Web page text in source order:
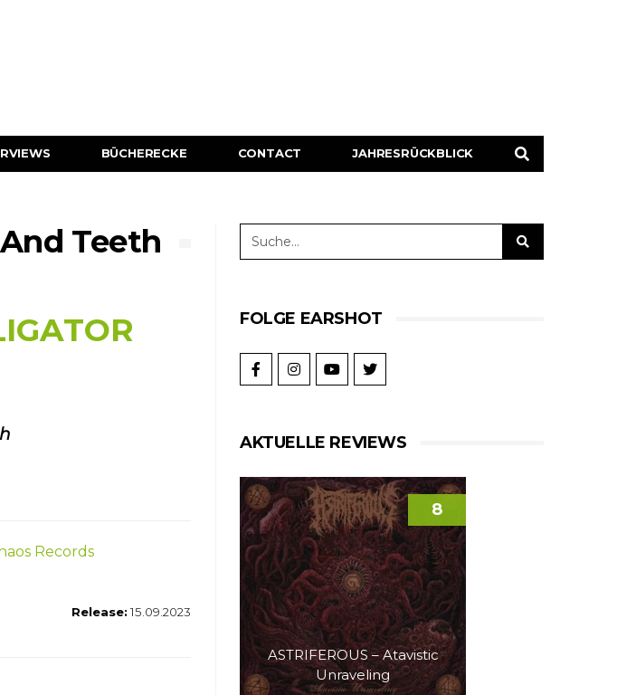
BÜCHERECKE CONTACT JAHRESRÜCKBLICK
Teeth
Records
Release:15.09.2023
FOLGE EARSHOT
AKTUELLE REVIEWS
ASTRIFEROUS – Atavistic
Unraveling
8